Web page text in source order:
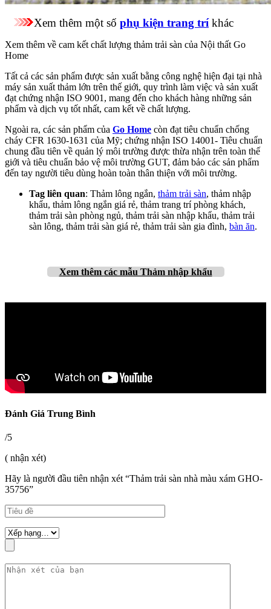
Xem thêm một số phụ kiện trang tríkhác
Xem thêm về cam kết chất lượng thảm trải sàn của Nội thất Go
Home
Tất cả các sản phẩm được sản xuất bằng công nghệ hiện đại tại nhà
máy sản xuất thảm lớn trên thế giới, quy trình làm việc và sản xuất
đạt chứng nhận ISO 9001, mang đến cho khách hàng những sản
phẩm và dịch vụ tốt nhất, cam kết về chất lượng.
Ngoài ra, các sản phẩm của Go Home còn đạt tiêu chuẩn chống
cháy CFR 1630-1631 của Mỹ; chứng nhận ISO 14001- Tiêu chuẩn
chung đầu tiên về quản lý môi trường được thừa nhận trên toàn thế
giới và tiêu chuẩn bảo vệ môi trường GUT, đảm bảo các sản phẩm
đến tay người tiêu dùng hoàn toàn thân thiện với môi trường.
Tag liên quan: Thảm lông ngắn, thảm trải sàn, thảm nhập
khẩu, thảm lông ngắn giá rẻ, thảm trang trí phòng khách,
thảm trải sàn phòng ngủ, thảm trải sàn nhập khẩu, thảm trải
sàn lông, thảm trải sàn giá rẻ, thảm trải sàn gia đình, bàn ăn.
Xem thêm các mẫu Thảm nhập khẩu
Đánh Giá Trung Bình
/5
( nhận xét)
Hãy là người đầu tiên nhận xét “Thảm trải sàn nhà màu xám GHO-
35756”